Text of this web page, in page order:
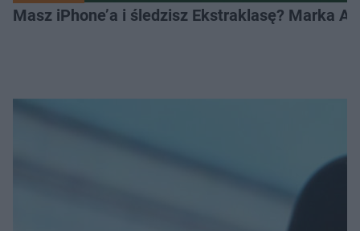
Masz iPhone’a i śledzisz Ekstraklasę? Marka